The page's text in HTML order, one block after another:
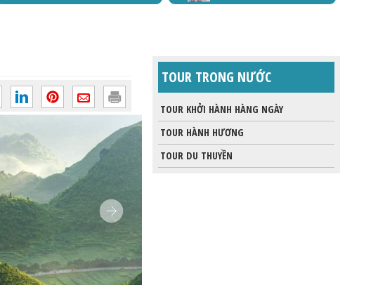
TOUR TRONG NƯỚC
TOUR KHỞI HÀNH HÀNG NGÀY
TOUR HÀNH HƯƠNG
TOUR DU THUYỀN